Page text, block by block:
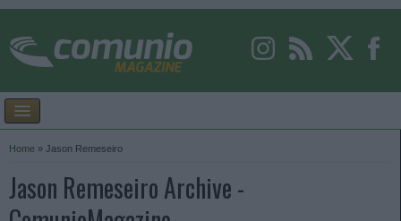
Home » Jason Remeseiro
Jason Remeseiro Archive -